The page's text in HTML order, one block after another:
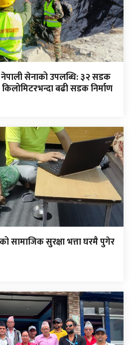
सेनाको उपलब्धि: ३२ सडक
बढी सडक निर्माण
सामाजिक सुरक्षा भत्ता घरमै पुगेर